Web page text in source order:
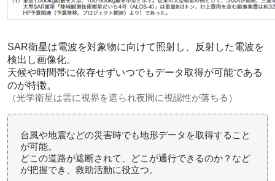
SAR衛星は電波を対象物に向けて照射し、反射した電波を
検出し画像化。
天候や時間帯に依存せずいつでもデータ取得が可能である
のが特徴。
（光学衛星は雲に視界を遮られ夜間に視認性が落ちる）
台風や地震などの災害時でも地形データを取得すること
が可能。
どこの道路が遮断されて、どこが通行できるのか？など
が把握でき、救助活動に役立つ。